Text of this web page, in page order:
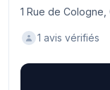
1 Rue de
1 avis vérifiés